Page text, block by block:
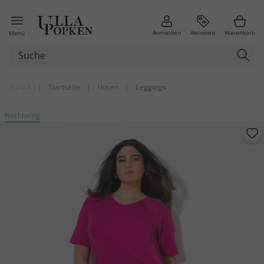
Menü Anmelden Aktionen Warenkorb
| Startseite | Hosen | Leggings
Nachhaltig